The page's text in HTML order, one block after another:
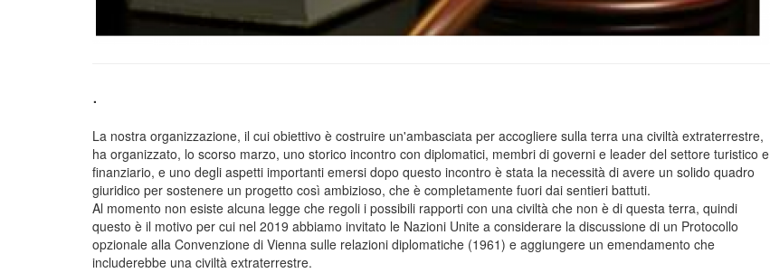
.
La nostra organizzazione, il cui obiettivo è costruire un'ambasciata per accogliere sulla terra una civiltà extraterrestre,
ha organizzato, lo scorso marzo, uno storico incontro con diplomatici, membri di governi e leader del settore turistico e
finanziario, e uno degli aspetti importanti emersi dopo questo incontro è stata la necessità di avere un solido quadro
giuridico per sostenere un progetto così ambizioso, che è completamente fuori dai sentieri battuti.
Al momento non esiste alcuna legge che regoli i possibili rapporti con una civiltà che non è di questa terra, quindi
questo è il motivo per cui nel 2019 abbiamo invitato le Nazioni Unite a considerare la discussione di un Protocollo
opzionale alla Convenzione di Vienna sulle relazioni diplomatiche (1961) e aggiungere un emendamento che
includerebbe una civiltà extraterrestre.